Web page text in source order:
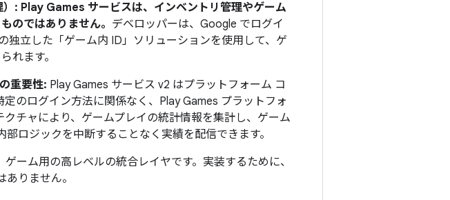
）: Play Games サービスは、インベントリ管理やゲーム
のではありません。 デベロッパーは、Google でログイ
独立した「ゲーム内 ID」ソリューションを使用して、ゲ
れます。
重要性: Play Games サービス v2 はプラットフォーム コ
のログイン方法に関係なく、Play Games プラットフォ
チャにより、ゲームプレイの統計情報を集計し、ゲーム
ロジックを中断することなく実績を配信できます。
ーム用の高レベルの統合レイヤです。実装するために、
りません。